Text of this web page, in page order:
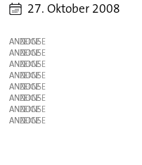
27. Oktober 2008
ANZEIGE
ANZEIGE
ANZEIGE
ANZEIGE
ANZEIGE
ANZEIGE
ANZEIGE
ANZEIGE